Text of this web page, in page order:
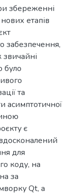
збереженні
етапів
забезпечення,
звичайні
було
та
асимптотичної
є
для
коду, на
за
Qt, а